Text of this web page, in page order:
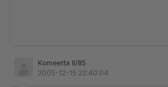
Komeetta II/85
2005-12-15 22:40:04